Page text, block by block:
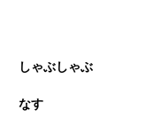
しゃぶしゃぶ
なす